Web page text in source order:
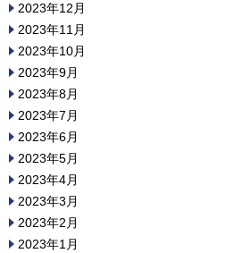
2023年12月
2023年11月
2023年10月
2023年9月
2023年8月
2023年7月
2023年6月
2023年5月
2023年4月
2023年3月
2023年2月
2023年1月